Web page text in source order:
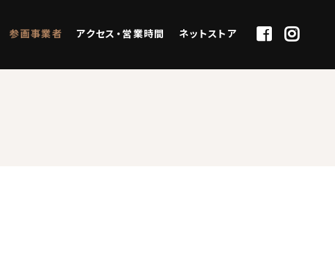
参画事業者 アクセス・営業時間 ネットストア